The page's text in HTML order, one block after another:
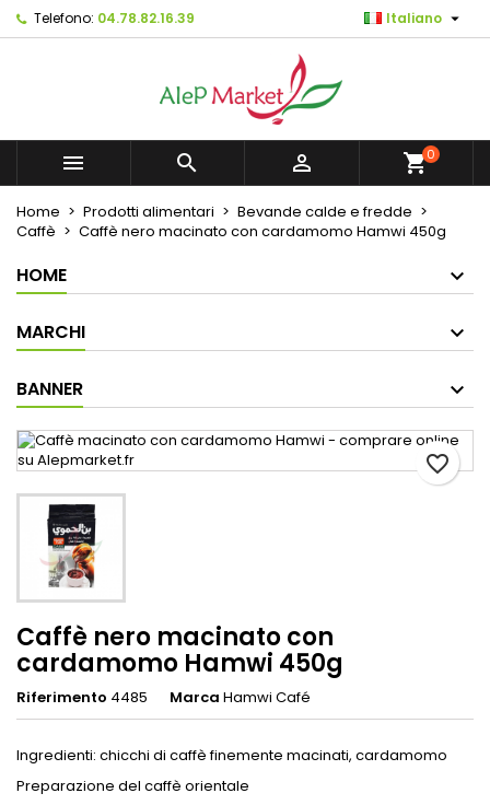
Telefono: 04.78.82.16.39 Italiano 
   shopping_cart0
Home Prodotti alimentari
Bevande calde e fredde
Caffè
Caffè nero macinato con cardamomo Hamwi 450g
HOME
MARCHI
BANNER
Caffè nero macinato con
cardamomo Hamwi 450g
Riferimento 4485 Marca Hamwi Café
Ingredienti: chicchi di caffè finemente macinati, cardamomo
Preparazione del caffè orientale
favorite_border
Mes listes d'envies ×
Créer une nouvelle liste
Crea lista dei desideri ×
Nome lista dei desideri
Annulla Crea lista dei desideri
Accedi ×
Devi avere effettuato l'accesso per salvare dei
prodotti nella tua lista dei desideri.
Annulla Accedi